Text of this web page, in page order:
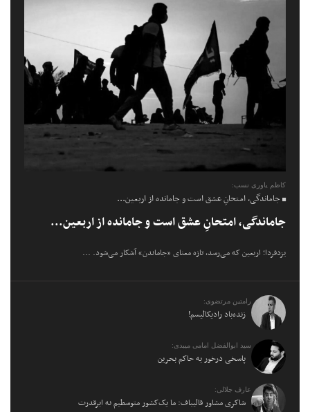
کاظم یاوری نسب:
جاماندگی، امتحانِ عشق است و جامانده از اربعین...
جاماندگی، امتحانِ عشق است و جامانده از اربعین...
یزدفردا؛ اربعین که می‌رسد، تازه معنای «جاماندن» آشکار می‌شود. ...
رامتین مرتضوی:
زنده‌باد رادیکالیسم!
سید ابوالفضل امامی میبدی:
پاسخی درخور به حاکم بحرین
عارف جلالی:
شاکری مشاور قالیباف: ما یک‌کشور متوسطیم نه ابرقدرت